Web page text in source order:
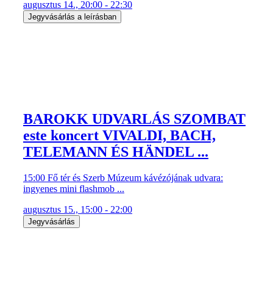
augusztus 14., 20:00 - 22:30
Jegyvásárlás a leírásban
BAROKK UDVARLÁS SZOMBAT
este koncert VIVALDI, BACH,
TELEMANN ÉS HÄNDEL ...
15:00 Fő tér és Szerb Múzeum kávézójának udvara:
ingyenes mini flashmob ...
augusztus 15., 15:00 - 22:00
Jegyvásárlás